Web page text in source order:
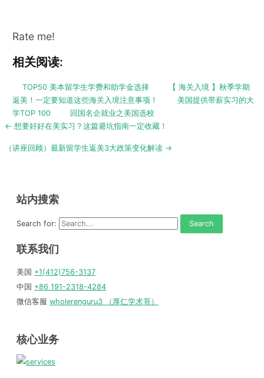
Rate me!
相关阅读:
TOP50 美本留学生学费和助学金选择
【 海关入境 】秋季学期
返美！一定要知道这些海关入境注意事项！
美国提供带薪实习的大
学TOP 100
回国名企就业之美国选校
Post
← 想要好好在美实习？这篇避坑指南一定收藏！
（讲座回顾）最新留学生返美3大政策变化解读 →
站内搜索
Search for:
联系我们
美国 +1(412)756-3137
中国 +86 191-2318-4284
微信客服 wholerenguru3 （厚仁学术哥）
核心业务